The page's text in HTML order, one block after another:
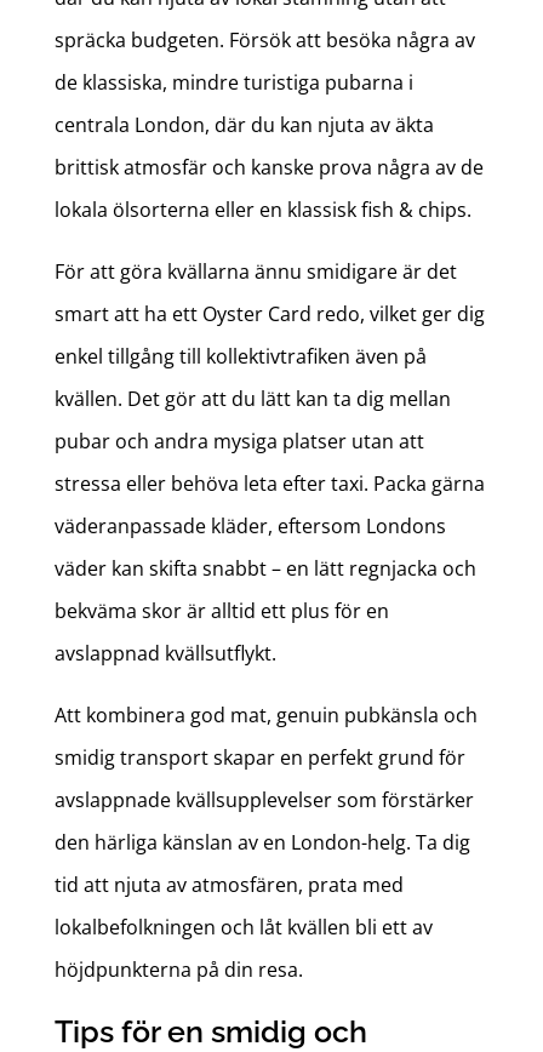
spräcka budgeten. Försök att besöka några av
de klassiska, mindre turistiga pubarna i
centrala London, där du kan njuta av äkta
brittisk atmosfär och kanske prova några av de
lokala ölsorterna eller en klassisk fish & chips.
För att göra kvällarna ännu smidigare är det
smart att ha ett Oyster Card redo, vilket ger dig
enkel tillgång till kollektivtrafiken även på
kvällen. Det gör att du lätt kan ta dig mellan
pubar och andra mysiga platser utan att
stressa eller behöva leta efter taxi. Packa gärna
väderanpassade kläder, eftersom Londons
väder kan skifta snabbt – en lätt regnjacka och
bekväma skor är alltid ett plus för en
avslappnad kvällsutflykt.
Att kombinera god mat, genuin pubkänsla och
smidig transport skapar en perfekt grund för
avslappnade kvällsupplevelser som förstärker
den härliga känslan av en London-helg. Ta dig
tid att njuta av atmosfären, prata med
lokalbefolkningen och låt kvällen bli ett av
höjdpunkterna på din resa.
Tips för en smidig och